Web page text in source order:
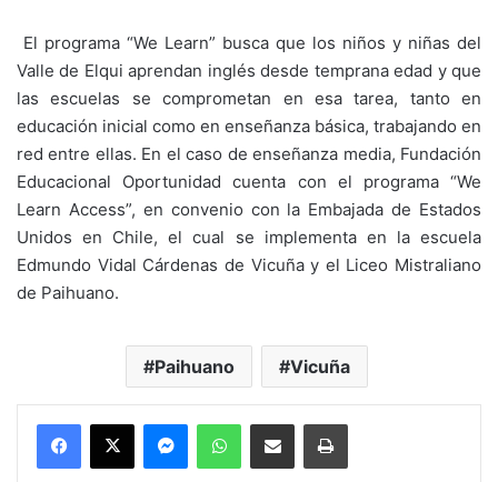
El programa “We Learn” busca que los niños y niñas del
Valle de Elqui aprendan inglés desde temprana edad y que
las escuelas se comprometan en esa tarea, tanto en
educación inicial como en enseñanza básica, trabajando en
red entre ellas. En el caso de enseñanza media, Fundación
Educacional Oportunidad cuenta con el programa “We
Learn Access”, en convenio con la Embajada de Estados
Unidos en Chile, el cual se implementa en la escuela
Edmundo Vidal Cárdenas de Vicuña y el Liceo Mistraliano
de Paihuano.
Paihuano Vicuña